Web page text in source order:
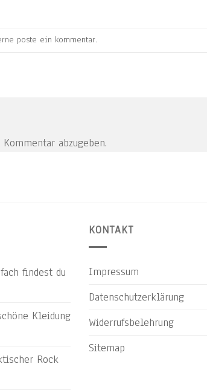
poste ein kommentar.
abzugeben.
findest du
Kleidung
Rock
KONTAKT
Impressum
Datenschutzerklärung
Widerrufsbelehrung
Sitemap